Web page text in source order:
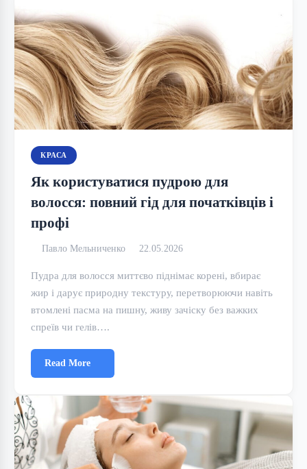
КРАСА
Як користуватися пудрою для
волосся: повний гід для початківців і
профі
Павло Мельниченко 22.05.2026
Пудра для волосся миттєво піднімає корені, вбирає
жир і дарує природну текстуру, перетворюючи навіть
втомлені пасма на пишну, живу зачіску без важких
спреїв чи гелів….
Read More